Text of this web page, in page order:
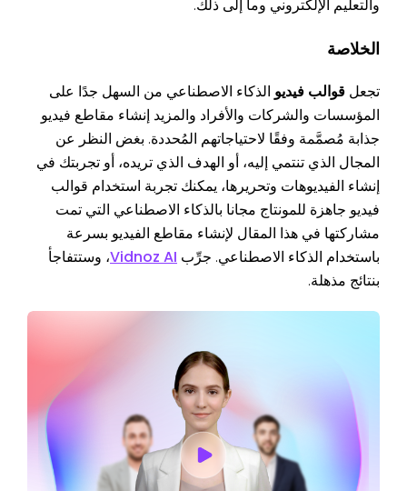
والتعليم الإلكتروني وما إلى ذلك.
الخلاصة
تجعل قوالب فيديو الذكاء الاصطناعي من السهل جدًا على
المؤسسات والشركات والأفراد والمزيد إنشاء مقاطع فيديو
جذابة مُصمَّمة وفقًا لاحتياجاتهم المُحددة. بغض النظر عن
المجال الذي تنتمي إليه، أو الهدف الذي تريده، أو تجربتك في
إنشاء الفيديوهات وتحريرها، يمكنك تجربة استخدام قوالب
فيديو جاهزة للمونتاج مجانا بالذكاء الاصطناعي التي تمت
مشاركتها في هذا المقال لإنشاء مقاطع الفيديو بسرعة
باستخدام الذكاء الاصطناعي. جرِّب Vidnoz AI، وستتفاجأ
بنتائج مذهلة.